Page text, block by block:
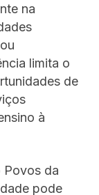
na
limita o
de
à
Povos da
pode